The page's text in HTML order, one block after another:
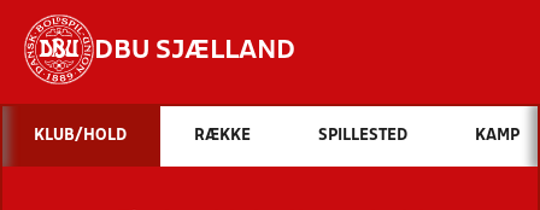
DBU SJÆLLAND
Hvad vil du søge efter?
INDHOLD OG NYHEDER
KLUB/HOLD RÆKKE SPILLESTED KAMP